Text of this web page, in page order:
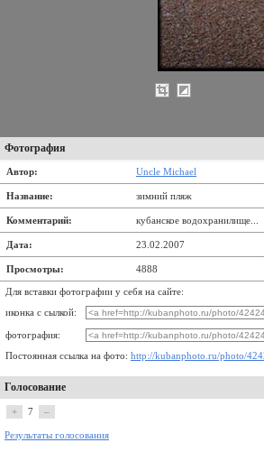
Фотография
Автор: Uncle Michael
Название: зимний пляж
Комментарий: кубанское водохранилище...
Дата: 23.02.2007
Просмотры: 4888
Для вставки фотографии у себя на сайте:
иконка с сылкой:
фотография:
Постоянная ссылка на фото: http://kubanphoto.ru/photo/
Голосование
+ 7 –
Результаты голосования